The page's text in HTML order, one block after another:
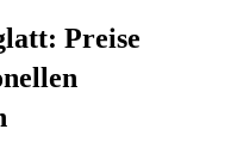
Preise